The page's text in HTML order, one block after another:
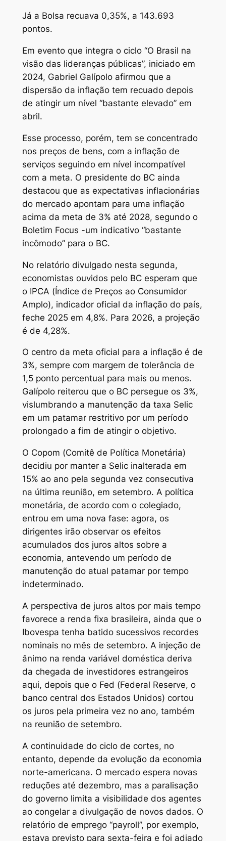
Já a Bolsa recuava 0,35%, a 143.693
pontos.
Em evento que integra o ciclo “O Brasil na
visão das lideranças públicas”, iniciado em
2024, Gabriel Galípolo afirmou que a
dispersão da inflação tem recuado depois
de atingir um nível “bastante elevado” em
abril.
Esse processo, porém, tem se concentrado
nos preços de bens, com a inflação de
serviços seguindo em nível incompatível
com a meta. O presidente do BC ainda
destacou que as expectativas inflacionárias
do mercado apontam para uma inflação
acima da meta de 3% até 2028, segundo o
Boletim Focus -um indicativo “bastante
incômodo” para o BC.
No relatório divulgado nesta segunda,
economistas ouvidos pelo BC esperam que
o IPCA (Índice de Preços ao Consumidor
Amplo), indicador oficial da inflação do país,
feche 2025 em 4,8%. Para 2026, a projeção
é de 4,28%.
O centro da meta oficial para a inflação é de
3%, sempre com margem de tolerância de
1,5 ponto percentual para mais ou menos.
Galípolo reiterou que o BC persegue os 3%,
vislumbrando a manutenção da taxa Selic
em um patamar restritivo por um período
prolongado a fim de atingir o objetivo.
O Copom (Comitê de Política Monetária)
decidiu por manter a Selic inalterada em
15% ao ano pela segunda vez consecutiva
na última reunião, em setembro. A política
monetária, de acordo com o colegiado,
entrou em uma nova fase: agora, os
dirigentes irão observar os efeitos
acumulados dos juros altos sobre a
economia, antevendo um período de
manutenção do atual patamar por tempo
indeterminado.
A perspectiva de juros altos por mais tempo
favorece a renda fixa brasileira, ainda que o
Ibovespa tenha batido sucessivos recordes
nominais no mês de setembro. A injeção de
ânimo na renda variável doméstica deriva
da chegada de investidores estrangeiros
aqui, depois que o Fed (Federal Reserve, o
banco central dos Estados Unidos) cortou
os juros pela primeira vez no ano, também
na reunião de setembro.
A continuidade do ciclo de cortes, no
entanto, depende da evolução da economia
norte-americana. O mercado espera novas
reduções até dezembro, mas a paralisação
do governo limita a visibilidade dos agentes
ao congelar a divulgação de novos dados. O
relatório de emprego “payroll”, por exemplo,
estava previsto para sexta-feira e foi adiado